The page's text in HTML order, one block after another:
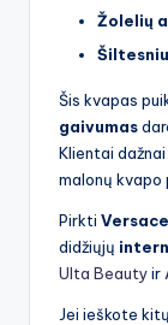
Žolelių
Šis kvapas
gaivumas
Klientai
malonų kvapo
Pirkti
didžiųjų
Ulta Beautyir
Jei ieškote